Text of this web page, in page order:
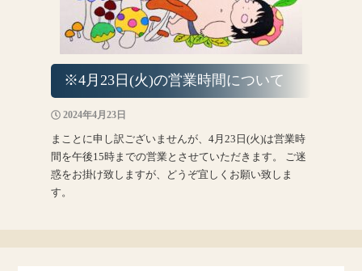
※4月23日(火)の営業時間について
2024年4月23日
まことに申し訳ございませんが、4月23日(火)は営業時
間を午後15時までの営業とさせていただきます。 ご迷
惑をお掛け致しますが、どうぞ宜しくお願い致しま
す。